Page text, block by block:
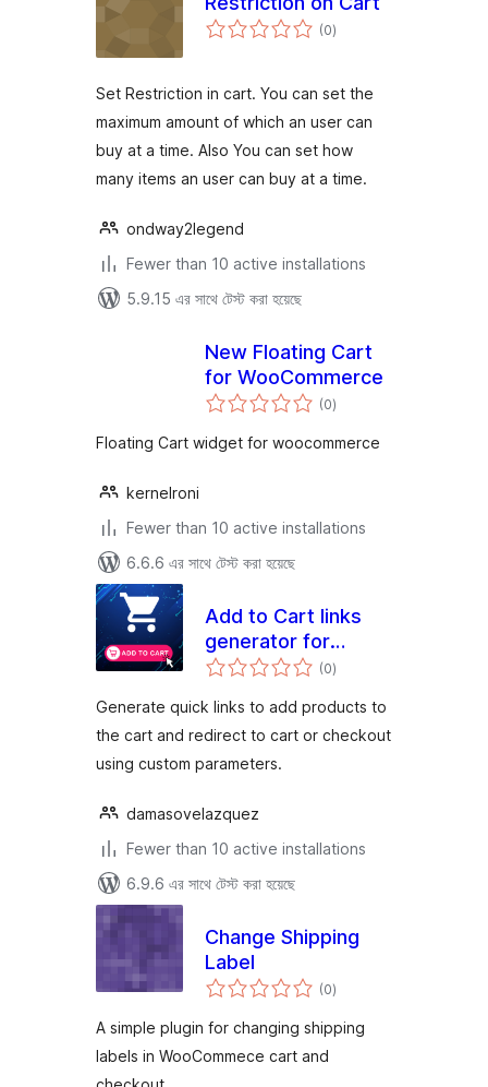
(0total
ratings
)
Set Restriction in cart. You can set the
maximum amount of which an user can
buy at a time. Also You can set how
many items an user can buy at a time.
ondway2legend
Fewer than 10 active installations
5.9.15 এর সাথে টেস্ট করা হয়েছে
New Floating Cart
for WooCommerce
(0total
ratings
)
Floating Cart widget for woocommerce
kernelroni
Fewer than 10 active installations
6.6.6 এর সাথে টেস্ট করা হয়েছে
Add to Cart links
generator for
WooCommerce
(0total
ratings
)
Generate quick links to add products to
the cart and redirect to cart or checkout
using custom parameters.
damasovelazquez
Fewer than 10 active installations
6.9.6 এর সাথে টেস্ট করা হয়েছে
Change Shipping
Label
(0total
ratings
)
A simple plugin for changing shipping
labels in WooCommece cart and